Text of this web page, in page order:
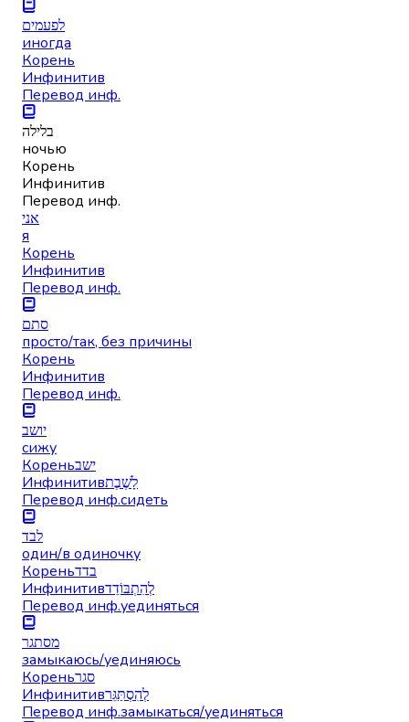
לפעמים
иногда
Корень
Инфинитив
Перевод инф.
בלילה
ночью
Корень
Инфинитив
Перевод инф.
אני
я
Корень
Инфинитив
Перевод инф.
סתם
просто/так, без причины
Корень
Инфинитив
Перевод инф.
יושב
сижу
Кореньישב
Инфинитивלָשֶׁבֶת
Перевод инф.сидеть
לבד
один/в одиночку
Кореньבדד
Инфинитивלְהִתְבּוֹדֵד
Перевод инф.уединяться
מסתגר
замыкаюсь/уединяюсь
Кореньסגר
Инфинитивלְהִסְתַּגֵּר
Перевод инф.замыкаться/уединяться